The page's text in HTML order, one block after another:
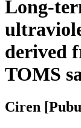
Long-
derived
TOMS
Ciren